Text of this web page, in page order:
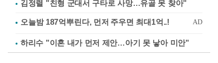
김정렬 "친형 군대서 구타로 사망…유골 못 찾아"
하리수 "이혼 내가 먼저 제안…아기 못 낳아 미안"